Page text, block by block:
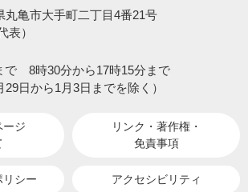
亀市大手町二丁目4番21号
表）
で 8時30分から17時15分まで
29日から1月3日までを除く）
ージ
リンク・著作権・
免責事項
リシー アクセシビリティ